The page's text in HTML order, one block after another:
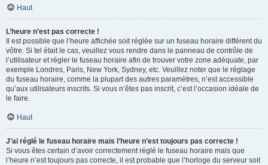
Haut
L’heure n’est pas correcte !
Il est possible que l’heure affichée soit réglée sur un fuseau horaire différent du
vôtre. Si tel était le cas, veuillez vous rendre dans le panneau de contrôle de
l’utilisateur et régler le fuseau horaire afin de trouver votre zone adéquate, par
exemple Londres, Paris, New York, Sydney, etc. Veuillez noter que le réglage
du fuseau horaire, comme la plupart des autres paramètres, n’est accessible
qu’aux utilisateurs inscrits. Si vous n’êtes pas inscrit, c’est l’occasion idéale de
le faire.
Haut
J’ai réglé le fuseau horaire mais l’heure n’est toujours pas correcte !
Si vous êtes certain d’avoir correctement réglé le fuseau horaire mais que
l’heure n’est toujours pas correcte, il est probable que l’horloge du serveur soit